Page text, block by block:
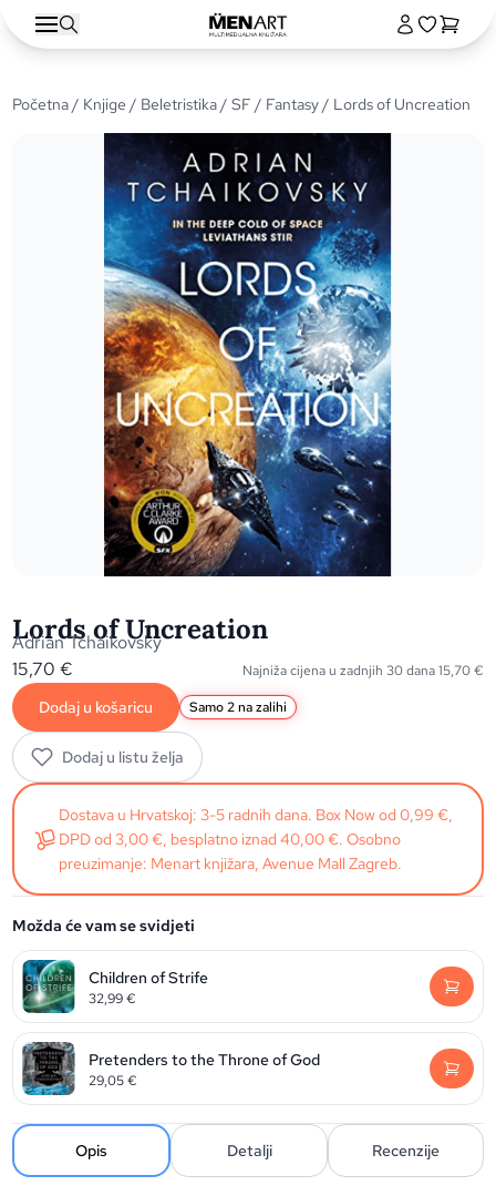
Početna/ Knjige / Beletristika/SF / Fantasy/ Lords of Uncreation
Lords of Uncreation
Adrian Tchaikovsky
15,70€ Najniža cijena u zadnjih 30 dana15,70€
Dodaj u košaricu Samo 2 na zalihi
Dodaj u listu želja
Dostava u Hrvatskoj: 3-5 radnih dana. Box Now od 0,99 €,
DPD od 3,00 €, besplatno iznad 40,00 €. Osobno
preuzimanje: Menart knjižara, Avenue Mall Zagreb.
Možda će vam se svidjeti
Children of Strife
32,99€
Pretenders to the Throne of God
29,05€
Opis Detalji Recenzije